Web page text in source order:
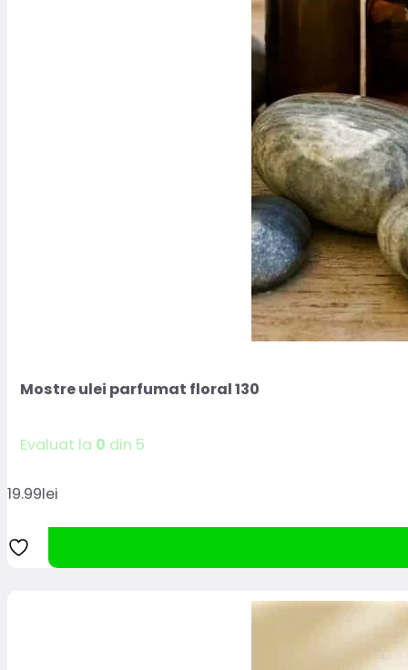
Mostre ulei parfumat floral 130
Evaluat la 0 din 5
19.99lei